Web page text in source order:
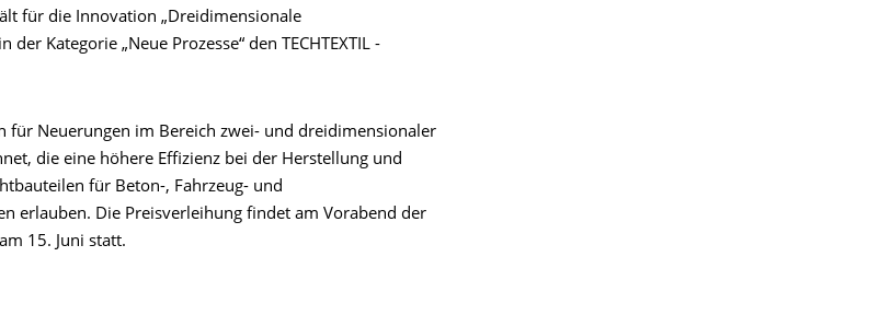
für die Innovation „Dreidimensionale
der Kategorie „Neue Prozesse“ den TECHTEXTIL -
für Neuerungen im Bereich zwei- und dreidimensionaler
die eine höhere Effizienz bei der Herstellung und
für Beton-, Fahrzeug- und
erlauben. Die Preisverleihung findet am Vorabend der
15. Juni statt.